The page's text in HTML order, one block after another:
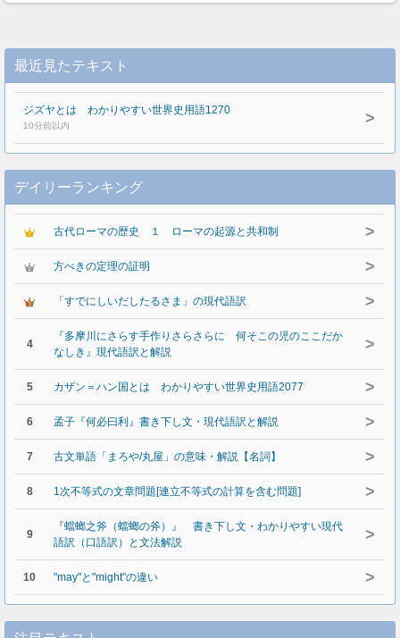
最近見たテキスト
ジズヤとは わかりやすい世界史用語1270
10分前以内 >
デイリーランキング
古代ローマの歴史 １ ローマの起源と共和制 >
方べきの定理の証明 >
「すでにしいだしたるさま」の現代語訳 >
4
『多摩川にさらす手作りさらさらに 何そこの児のここだか
なしき』現代語訳と解説
>
5 カザン＝ハン国とは わかりやすい世界史用語2077 >
6 孟子『何必曰利』書き下し文・現代語訳と解説 >
7 古文単語「まろや/丸屋」の意味・解説【名詞】 >
8 1次不等式の文章問題[連立不等式の計算を含む問題] >
9
『蟷螂之斧（蟷螂の斧）』 書き下し文・わかりやすい現代
語訳（口語訳）と文法解説
>
10 "may"と"might"の違い >